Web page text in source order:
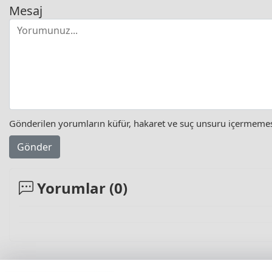
Mesaj
Gönderilen yorumların küfür, hakaret ve suç unsuru
Gönder
Yorumlar (0)